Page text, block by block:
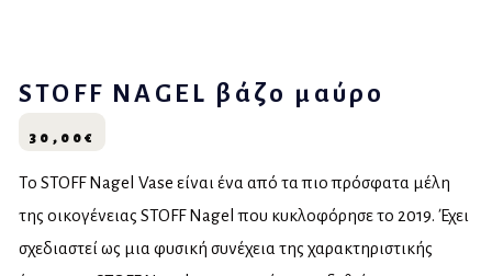
STOFF NAGEL βάζο μαύρο
30,00€
Το STOFF Nagel Vase είναι ένα από τα πιο πρόσφατα μέλη
της οικογένειας STOFF Nagel που κυκλοφόρησε το 2019. Έχει
σχεδιαστεί ως μια φυσική συνέχεια της χαρακτηριστικής